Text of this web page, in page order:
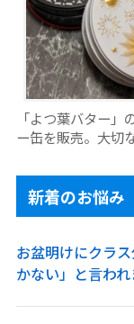
「よつ葉バター
ー缶を販売。大切
新着のお悩み
お盆明けにクラ
かない」と言わ